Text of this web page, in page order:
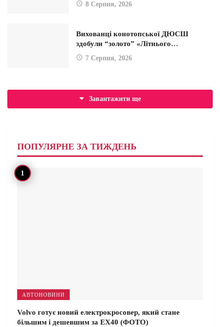
8 Серпня, 2026
Вихованці конотопської ДЮСШ
здобули “золото” «Літнього…
7 Серпня, 2026
Завантажити ще
ПОПУЛЯРНЕ ЗА ТИЖДЕНЬ
АВТОНОВИНИ
Volvo готує новий електрокросовер, який стане
більшим і дешевшим за EX40 (ФОТО)